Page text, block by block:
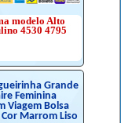
modelo Alto
4530 4795
Grande
Feminina
Viagem Bolsa
Marrom Liso